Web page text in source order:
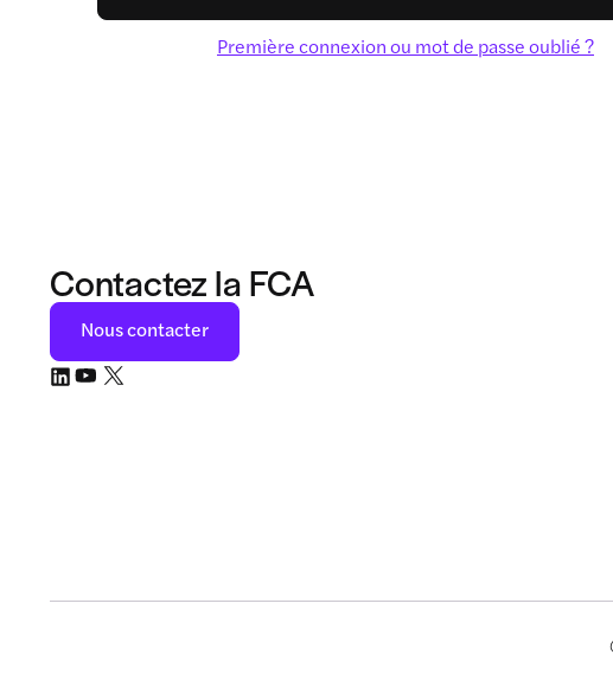
Première connexion ou mot de passe oublié ?
Contactez la FCA
Nous contacter